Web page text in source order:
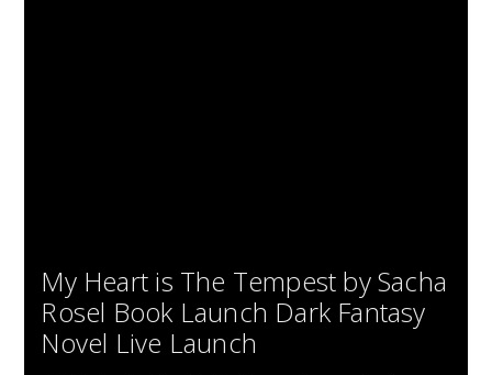
My Heart is The Tempest by Sacha
Rosel Book Launch Dark Fantasy
Novel Live Launch